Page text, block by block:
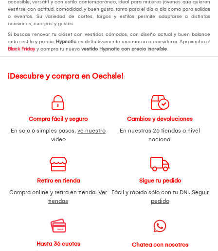
accesible, versátil y con estilo contemporáneo, ideal para mujeres jóvenes que quieren
vestirse con actitud, comodidad y buen gusto, tanto para el día a día como para salidas
o eventos. Su variedad de cortes, largos y estilos permite adaptarse a distintas
ocasiones, cuerpos y gustos.
Si buscas renovar tu clóset con vestidos cómodos, con diseño actual y buen balance
entre estilo y precio, Hypnotic es definitivamente una marca a considerar. Aprovecha el
Black Fridayy compra tu nuevo vestido Hypnotic con precio increíble.
¡Descubre y compra en Oechsle!
Compra fácil y seguro
En solo 6 simples pasos, ve nuestro
video
Cambios y devoluciones
En nuestras 26 tiendas a nivel
nacional
Retiro en tienda
Compra online y retira en tienda. Ver
tiendas
Sigue tu pedido
Fácil y rápido sólo con tu DNI. Seguir
pedido
Hasta 36 cuotas
Chatea con nosotros